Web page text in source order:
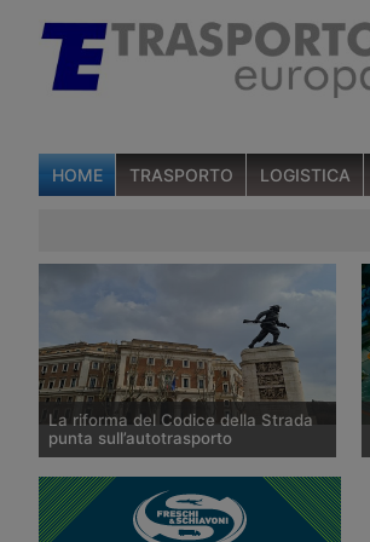
HOME TRASPORTO LOGISTICA
La riforma del Codice della Strada
punta sull’autotrasporto
Il ministero dei Trasporti ha
presentato alla fine di luglio 2026 le
linee della riforma del Codice della